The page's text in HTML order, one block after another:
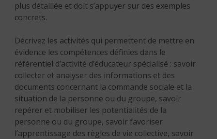
plus détaillée et doit s’appuyer sur des exemples
concrets.
Décrivez les activités qui permettent de mettre en
évidence les compétences définies dans le
référentiel d’activité d’éducateur spécialisé : savoir
collecter et analyser des informations et des
documents concernant la commande sociale et la
situation de la personne ou du groupe, savoir
repérer et mobiliser les potentialités de la
personne ou du groupe, savoir favoriser
l’apprentissage des règles de vie collective, savoir